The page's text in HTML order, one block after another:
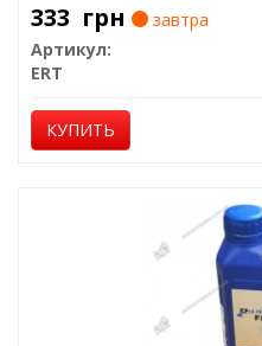
333 грн
завтра
Артикул:
ERT
КУПИТЬ